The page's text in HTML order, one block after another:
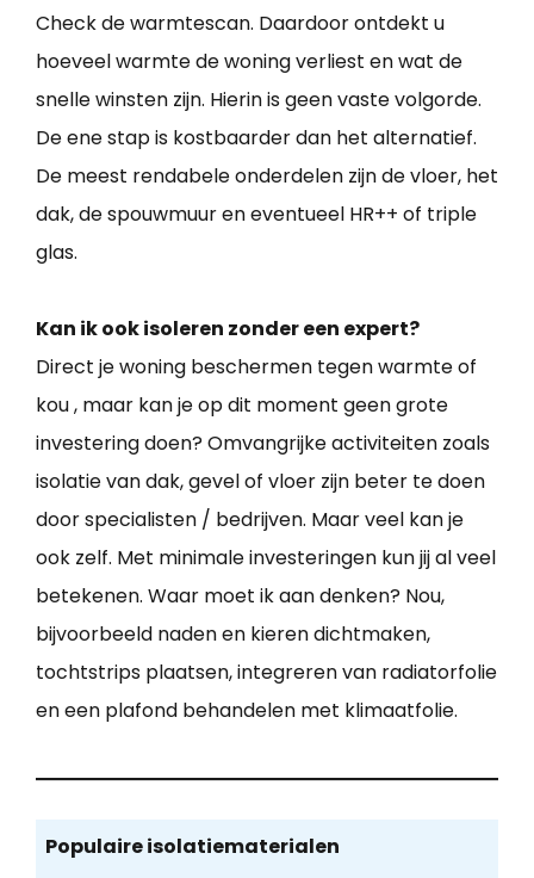
Check de warmtescan. Daardoor ontdekt u
hoeveel warmte de woning verliest en wat de
snelle winsten zijn. Hierin is geen vaste volgorde.
De ene stap is kostbaarder dan het alternatief.
De meest rendabele onderdelen zijn de vloer, het
dak, de spouwmuur en eventueel HR++ of triple
glas.
Kan ik ook isoleren zonder een expert?
Direct je woning beschermen tegen warmte of
kou , maar kan je op dit moment geen grote
investering doen? Omvangrijke activiteiten zoals
isolatie van dak, gevel of vloer zijn beter te doen
door specialisten / bedrijven. Maar veel kan je
ook zelf. Met minimale investeringen kun jij al veel
betekenen. Waar moet ik aan denken? Nou,
bijvoorbeeld naden en kieren dichtmaken,
tochtstrips plaatsen, integreren van radiatorfolie
en een plafond behandelen met klimaatfolie.
Populaire isolatiematerialen